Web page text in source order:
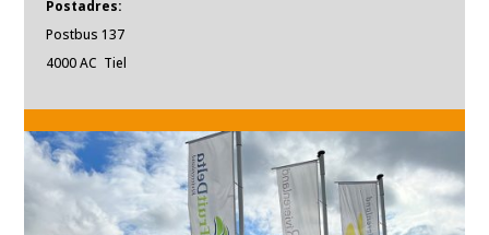
Postadres:
Postbus 137
4000 AC Tiel